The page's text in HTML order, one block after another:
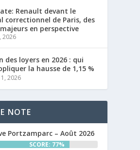
Renault devant le
correctionnel de Paris, des
en perspective
2026
des loyers en 2026 : qui
la hausse de 1,15 %
2026
NOTE
Portzamparc – Août 2026
SCORE: 77%